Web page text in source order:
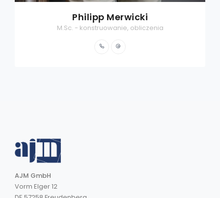
Philipp Merwicki
M.Sc. - konstruowanie, obliczenia
AJM GmbH
Vorm Elger 12